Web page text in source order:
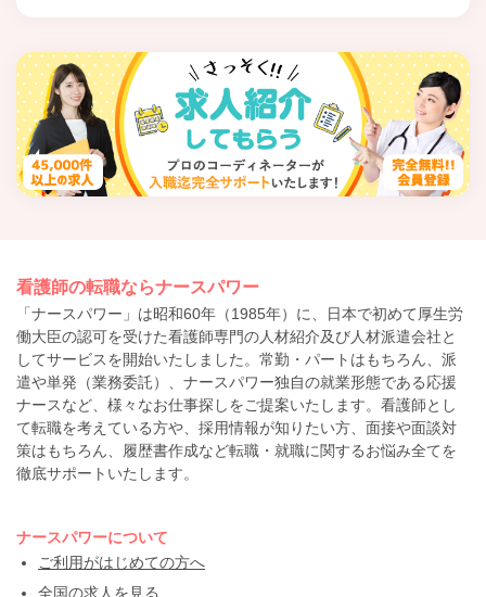
看護師の転職ならナースパワー
「ナースパワー」は昭和60年（1985年）に、日本で初めて厚生労
働大臣の認可を受けた看護師専門の人材紹介及び人材派遣会社と
してサービスを開始いたしました。常勤・パートはもちろん、派
遣や単発（業務委託）、ナースパワー独自の就業形態である応援
ナースなど、様々なお仕事探しをご提案いたします。看護師とし
て転職を考えている方や、採用情報が知りたい方、面接や面談対
策はもちろん、履歴書作成など転職・就職に関するお悩み全てを
徹底サポートいたします。
ナースパワーについて
ご利用がはじめての方へ
全国の求人を見る